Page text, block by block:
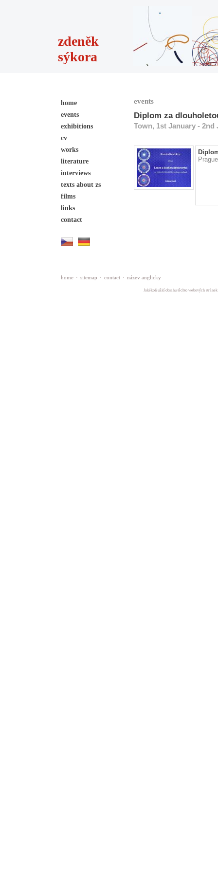
zdeněk
sýkora
home
events
exhibitions
cv
works
literature
interviews
texts about zs
films
links
contact
events
Diplom za
Town, 1st January - 2nd
home · sitemap · contact · název anglicky
Jakékoli užití obsahu těchto webových